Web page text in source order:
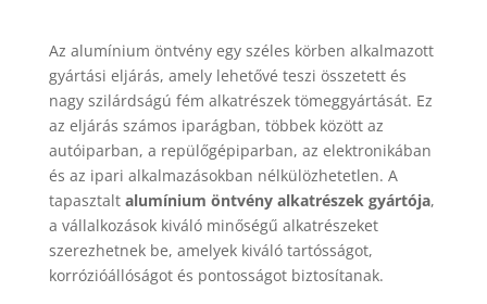
Az alumínium öntvény egy széles körben alkalmazott
gyártási eljárás, amely lehetővé teszi összetett és
nagy szilárdságú fém alkatrészek tömeggyártását. Ez
az eljárás számos iparágban, többek között az
autóiparban, a repülőgépiparban, az elektronikában
és az ipari alkalmazásokban nélkülözhetetlen. A
tapasztalt alumínium öntvény alkatrészek gyártója,
a vállalkozások kiváló minőségű alkatrészeket
szerezhetnek be, amelyek kiváló tartósságot,
korrózióállóságot és pontosságot biztosítanak.